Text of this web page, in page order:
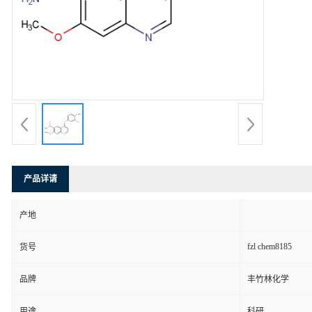
产品详请
产地
货号 fzl chem8185
品牌 丰竹林化学